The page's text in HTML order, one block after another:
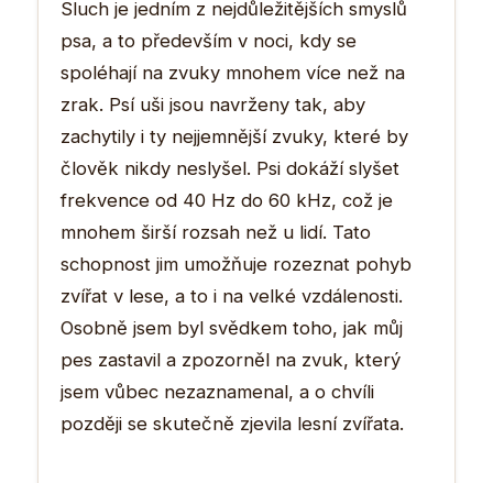
Sluch je jedním z nejdůležitějších smyslů
psa, a to především v noci, kdy se
spoléhají na zvuky mnohem více než na
zrak. Psí uši jsou navrženy tak, aby
zachytily i ty nejjemnější zvuky, které by
člověk nikdy neslyšel. Psi dokáží slyšet
frekvence od 40 Hz do 60 kHz, což je
mnohem širší rozsah než u lidí. Tato
schopnost jim umožňuje rozeznat pohyb
zvířat v lese, a to i na velké vzdálenosti.
Osobně jsem byl svědkem toho, jak můj
pes zastavil a zpozorněl na zvuk, který
jsem vůbec nezaznamenal, a o chvíli
později se skutečně zjevila lesní zvířata.